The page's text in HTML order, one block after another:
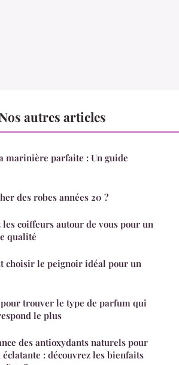
autres articles
marinière parfaite : Un guide
des robes années 20 ?
les coiffeurs autour de vous pour un
qualité
choisir le peignoir idéal pour un
trouver le type de parfum qui
le plus
des antioxydants naturels pour
éclatante : découvrez les bienfaits